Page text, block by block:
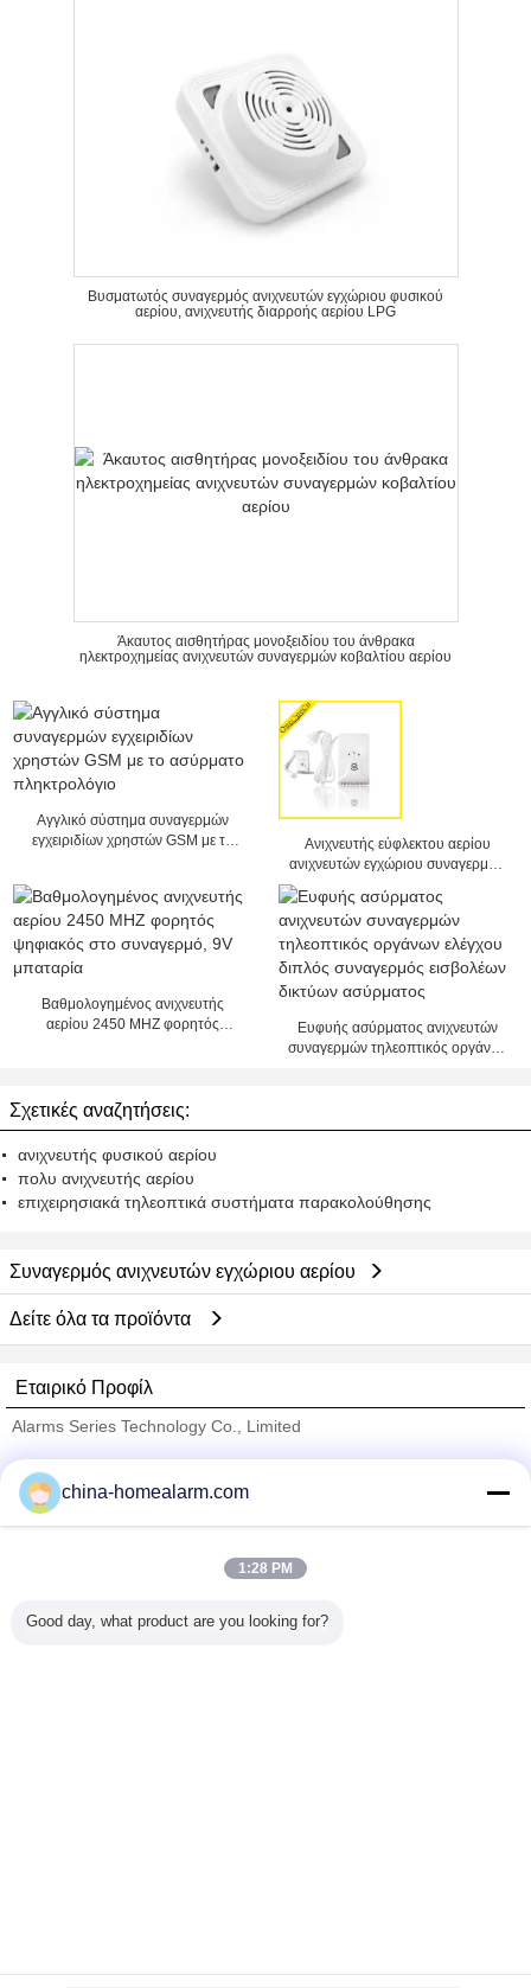
Βυσματωτός συναγερμός ανιχνευτών εγχώριου φυσικού
αερίου, ανιχνευτής διαρροής αερίου LPG
Άκαυτος αισθητήρας μονοξειδίου του άνθρακα
ηλεκτροχημείας ανιχνευτών συναγερμών κοβαλτίου αερίου
Αγγλικό σύστημα συναγερμών
εγχειριδίων χρηστών GSM με το
Ανιχνευτής εύφλεκτου αερίου
ανιχνευτών εγχώριου συναγερμών
πετρελαίου/φυσικού αερίου
Βαθμολογημένος ανιχνευτής
αερίου 2450 MHZ φορητός
Ευφυής ασύρματος ανιχνευτών
συναγερμών τηλεοπτικός οργάνων
Σχετικές αναζητήσεις:
ανιχνευτής φυσικού αερίου
πολυ ανιχνευτής αερίου
επιχειρησιακά τηλεοπτικά συστήματα παρακολούθησης
Συναγερμός ανιχνευτών εγχώριου αερίου
Δείτε όλα τα προϊόντα
Εταιρικό Προφίλ
Alarms Series Technology Co., Limited
Trust Seal
Verified Suplier
Όλα τα Προϊόντα
china-homealarm.com
1:28 PM
Good day, what product are you looking for?